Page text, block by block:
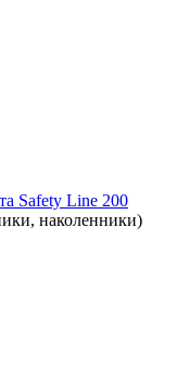
Safety Line 200
наколенники)